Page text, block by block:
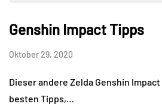
Genshin Impact Tipps
Oktober 29, 2020
Dieser andere Zelda Genshin
besten Tipps,…